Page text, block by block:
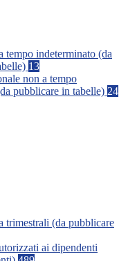
tempo indeterminato (da
13
non a tempo
pubblicare in tabelle) 24
trimestrali (da pubblicare
ai dipendenti